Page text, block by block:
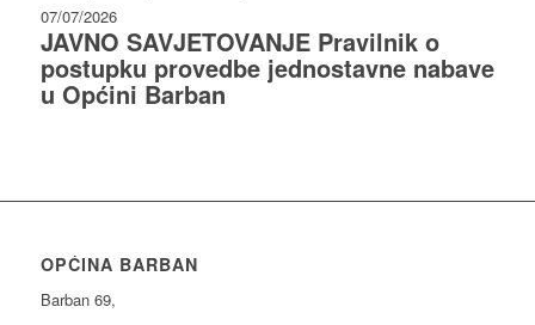
07/07/2026
JAVNO SAVJETOVANJE Pravilnik o
postupku provedbe jednostavne nabave
u Općini Barban
OPĆINA BARBAN
Barban 69,